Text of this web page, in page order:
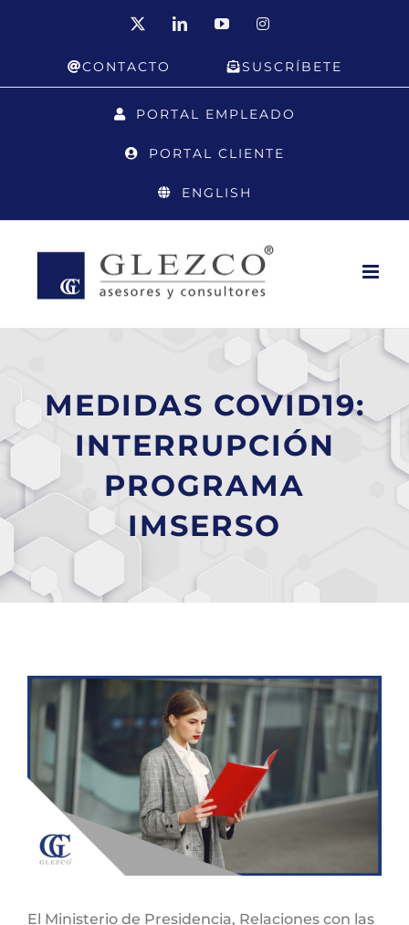
LinkedInYouTubeInstagram
CONTACTO SUSCRÍBETE
PORTAL EMPLEADO
PORTAL CLIENTE
ENGLISH
MEDIDAS COVID19:
INTERRUPCIÓN
PROGRAMA
IMSERSO
imagen
grande
El Ministerio de Presidencia, Relaciones con las